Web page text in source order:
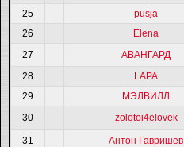
25
pusja
26
Elena
27
АВАНГАРД
28
LAPA
29
МЭЛВИЛЛ
30
zolotoi4elovek
31 Антон Гавришев